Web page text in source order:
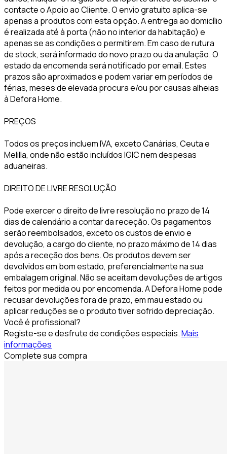
contacte o Apoio ao Cliente. O envio gratuito aplica-se
apenas a produtos com esta opção. A entrega ao domicílio
é realizada até à porta (não no interior da habitação) e
apenas se as condições o permitirem. Em caso de rutura
de stock, será informado do novo prazo ou da anulação. O
estado da encomenda será notificado por email. Estes
prazos são aproximados e podem variar em períodos de
férias, meses de elevada procura e/ou por causas alheias
à Defora Home.
PREÇOS
Todos os preços incluem IVA, exceto Canárias, Ceuta e
Melilla, onde não estão incluídos IGIC nem despesas
aduaneiras.
DIREITO DE LIVRE RESOLUÇÃO
Pode exercer o direito de livre resolução no prazo de 14
dias de calendário a contar da receção. Os pagamentos
serão reembolsados, exceto os custos de envio e
devolução, a cargo do cliente, no prazo máximo de 14 dias
após a receção dos bens. Os produtos devem ser
devolvidos em bom estado, preferencialmente na sua
embalagem original. Não se aceitam devoluções de artigos
feitos por medida ou por encomenda. A Defora Home pode
recusar devoluções fora de prazo, em mau estado ou
aplicar reduções se o produto tiver sofrido depreciação.
Você é profissional?
Registe-se e desfrute de condições especiais.Mais
informações
Complete sua compra